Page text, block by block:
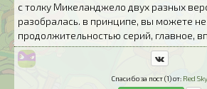
с толку Микеланджело двух разных
разобралась. в принципе, вы можете не
продолжительностью серий, главное,
Спасибо за пост (1) от: Red Sky